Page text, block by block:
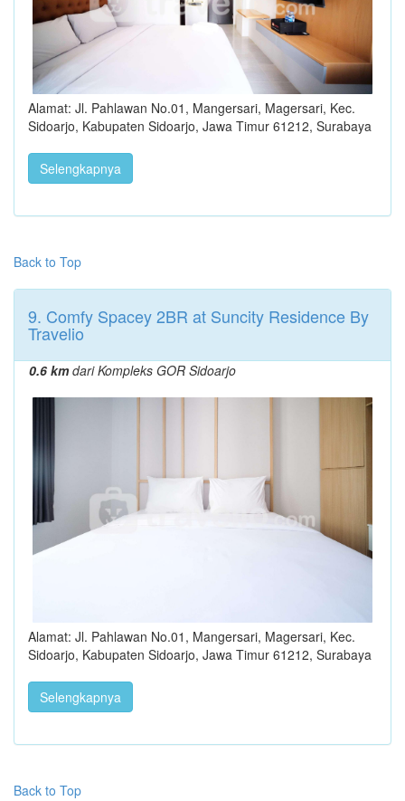
Alamat: Jl. Pahlawan No.01, Mangersari, Magersari, Kec.
Sidoarjo, Kabupaten Sidoarjo, Jawa Timur 61212, Surabaya
Selengkapnya
Back to Top
9. Comfy Spacey 2BR at Suncity Residence By
Travelio
0.6 kmdari Kompleks GOR Sidoarjo
Alamat: Jl. Pahlawan No.01, Mangersari, Magersari, Kec.
Sidoarjo, Kabupaten Sidoarjo, Jawa Timur 61212, Surabaya
Selengkapnya
Back to Top